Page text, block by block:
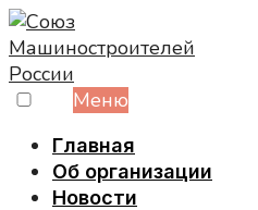
Skip
to
content
Меню
Главная
Об организации
Новости